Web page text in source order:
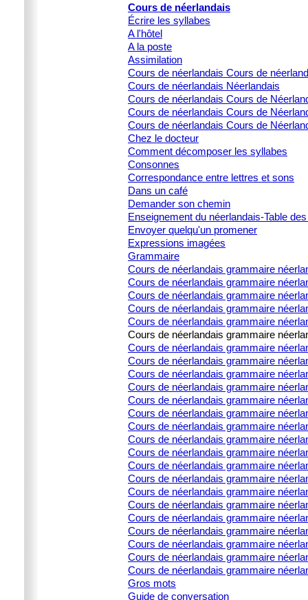
Cours de néerlandais
Écrire les syllabes
A l'hôtel
A la poste
Assimilation
Cours de néerlandais Cours de
Cours de néerlandais Néerlandais
Cours de néerlandais Cours de
Cours de néerlandais Cours de
Cours de néerlandais Cours de
Chez le docteur
Comment décomposer les syllabes
Consonnes
Correspondance entre lettres et sons
Dans un café
Demander son chemin
Enseignement du néerlandais-Table
Envoyer quelqu'un promener
Expressions imagées
Grammaire
Cours de néerlandais grammaire
Cours de néerlandais grammaire
Cours de néerlandais grammaire
Cours de néerlandais grammaire
Cours de néerlandais grammaire
Cours de néerlandais grammaire
Cours de néerlandais grammaire
Cours de néerlandais grammaire
Cours de néerlandais grammaire
Cours de néerlandais grammaire
Cours de néerlandais grammaire
Cours de néerlandais grammaire
Cours de néerlandais grammaire
Cours de néerlandais grammaire
Cours de néerlandais grammaire
Cours de néerlandais grammaire
Cours de néerlandais grammaire
Cours de néerlandais grammaire
Cours de néerlandais grammaire
Cours de néerlandais grammaire
Cours de néerlandais grammaire
Cours de néerlandais grammaire
Cours de néerlandais grammaire
Cours de néerlandais grammaire
Gros mots
Guide de conversation